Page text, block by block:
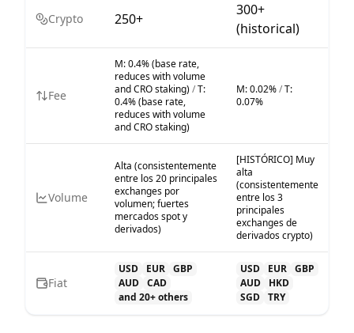
Crypto 250+
300+
(historical)
Fee
M:0.4% (base rate,
reduces with volume
and CRO staking)/T:
0.4% (base rate,
reduces with volume
and CRO staking)
M:0.02%/T:
0.07%
Volume
Alta (consistentemente
entre los 20 principales
exchanges por
volumen; fuertes
mercados spot y
derivados)
[HISTÓRICO] Muy
alta
(consistentemente
entre los 3
principales
exchanges de
derivados crypto)
Fiat
USD EUR GBP
AUD CAD
and 20+ others
USD EUR GBP
AUD
HKD
SGD TRY